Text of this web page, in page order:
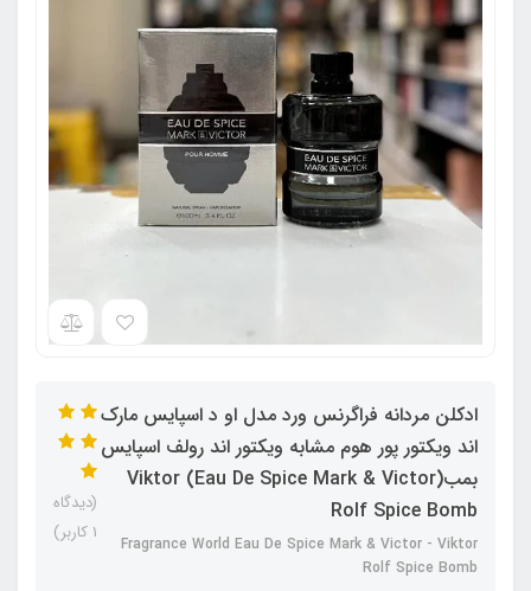
ادکلن مردانه فراگرنس ورد مدل او د اسپایس مارک
اند ویکتور پور هوم مشابه ویکتور اند رولف اسپایس
بمب(Eau De Spice Mark & Victor) Viktor
Rolf Spice Bomb
Fragrance World Eau De Spice Mark & Victor - Viktor
Rolf Spice Bomb
(دیدگاه
1 کاربر)